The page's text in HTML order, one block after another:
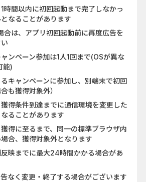
時間以内に初回起動まで完了しなかっ
なることがあります
合は、アプリ初回起動前に再度広告を
ンペーン参加は1人1回まで(OSが異な
能)
るキャンペーンに参加し、別端末で初回
も獲得対象外）
得条件到達までに通信環境を変更した
ることがあります
得に至るまで、同一の標準ブラウザ内
合、獲得対象外となります
反映までに最大24時間かかる場合があ
なく変更・終了する場合がございます